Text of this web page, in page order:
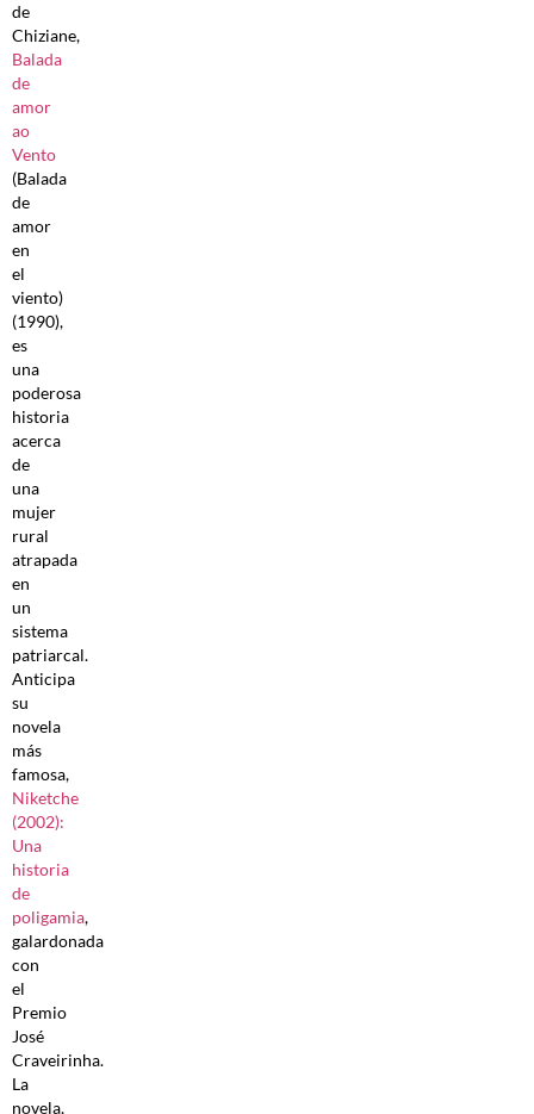
de
Chiziane,
Balada
de
amor
ao
Vento
(Balada
de
amor
en
el
viento)
(1990),
es
una
poderosa
historia
acerca
de
una
mujer
rural
atrapada
en
un
sistema
patriarcal.
Anticipa
su
novela
más
famosa,
Niketche
(2002):
Una
historia
de
poligamia,
galardonada
con
el
Premio
José
Craveirinha.
La
novela,